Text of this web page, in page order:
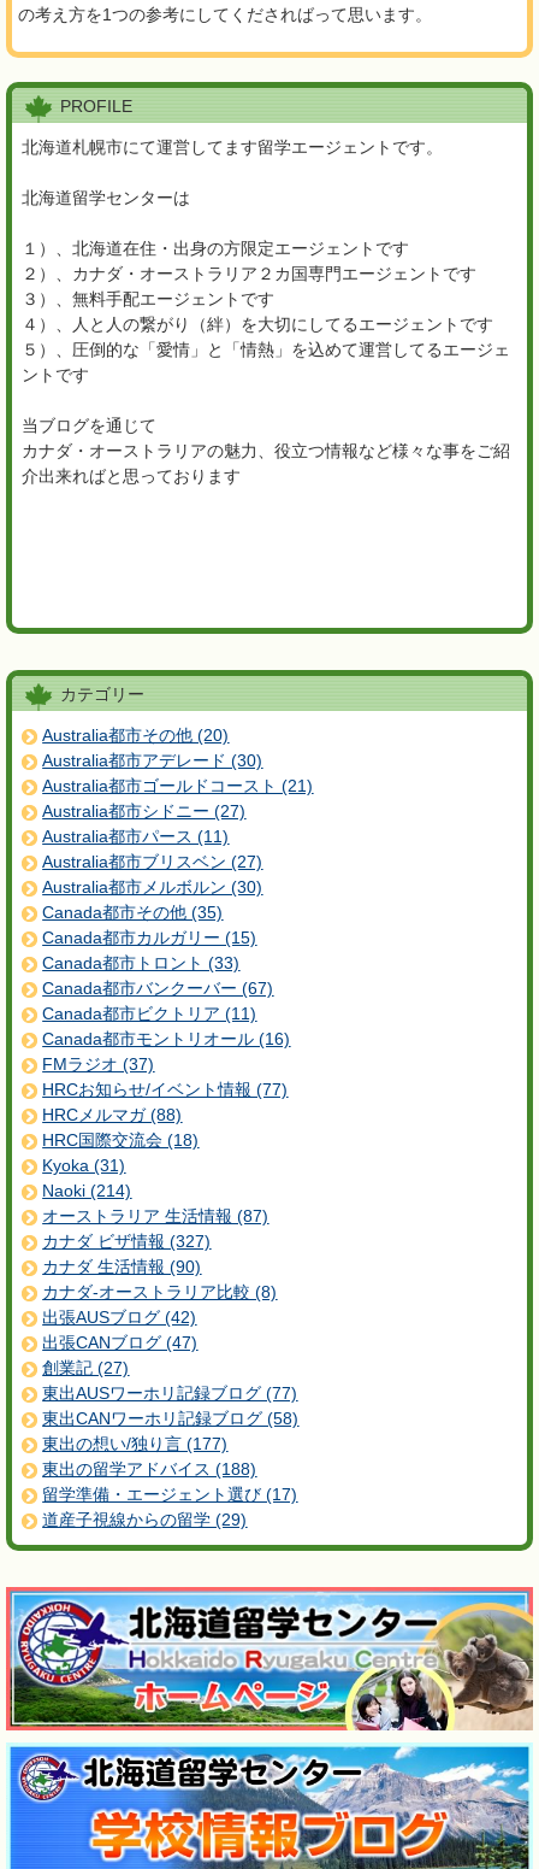
の考え方を1つの参考にしてくださればって思います。
PROFILE
北海道札幌市にて運営してます留学エージェントです。
北海道留学センターは
１）、北海道在住・出身の方限定エージェントです
２）、カナダ・オーストラリア２カ国専門エージェントです
３）、無料手配エージェントです
４）、人と人の繋がり（絆）を大切にしてるエージェントです
５）、圧倒的な「愛情」と「情熱」を込めて運営してるエージェ
ントです
当ブログを通じて
カナダ・オーストラリアの魅力、役立つ情報など様々な事をご紹
介出来ればと思っております
カテゴリー
Australia都市その他 (20)
Australia都市アデレード (30)
Australia都市ゴールドコースト (21)
Australia都市シドニー (27)
Australia都市パース (11)
Australia都市ブリスベン (27)
Australia都市メルボルン (30)
Canada都市その他 (35)
Canada都市カルガリー (15)
Canada都市トロント (33)
Canada都市バンクーバー (67)
Canada都市ビクトリア (11)
Canada都市モントリオール (16)
FMラジオ (37)
HRCお知らせ/イベント情報 (77)
HRCメルマガ (88)
HRC国際交流会 (18)
Kyoka (31)
Naoki (214)
オーストラリア 生活情報 (87)
カナダ ビザ情報 (327)
カナダ 生活情報 (90)
カナダ-オーストラリア比較 (8)
出張AUSブログ (42)
出張CANブログ (47)
創業記 (27)
東出AUSワーホリ記録ブログ (77)
東出CANワーホリ記録ブログ (58)
東出の想い/独り言 (177)
東出の留学アドバイス (188)
留学準備・エージェント選び (17)
道産子視線からの留学 (29)